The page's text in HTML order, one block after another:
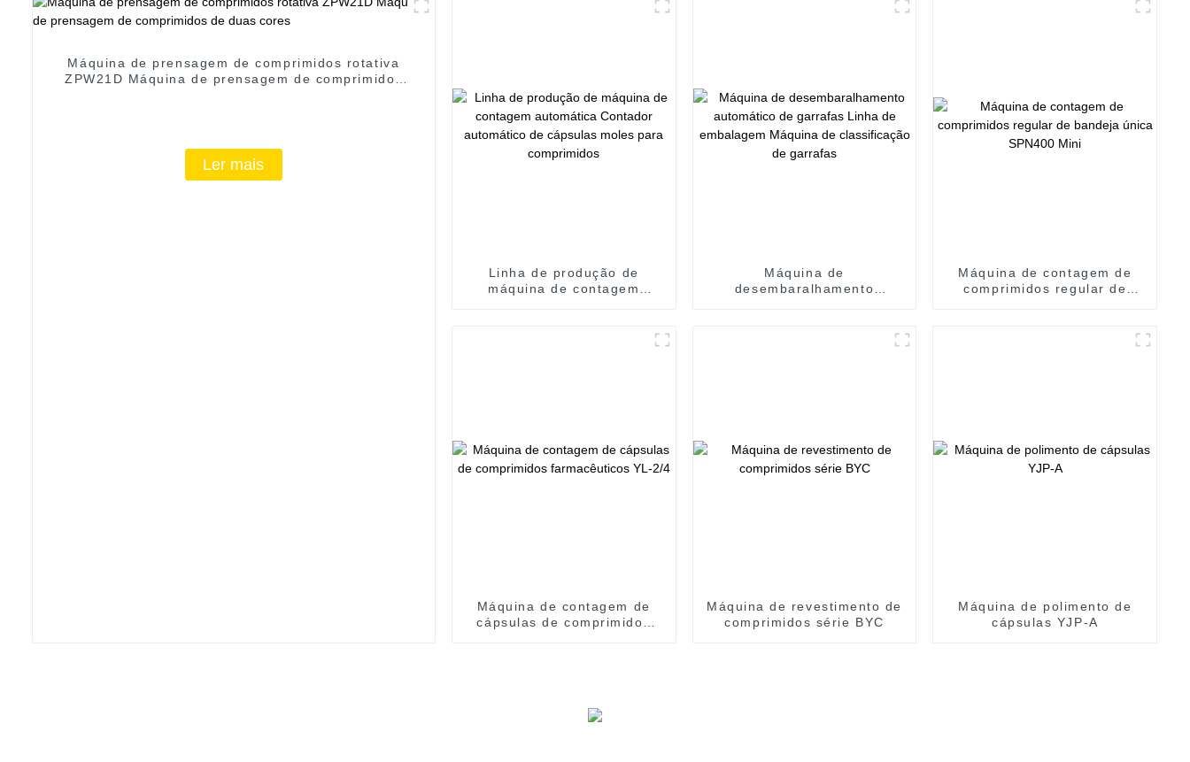
Máquina de prensagem de comprimidos rotativa
ZPW21D Máquina de prensagem de comprimidos
Ler mais
Linha de produção de
máquina de contagem
Máquina de
desembaralhamento
Máquina de classificação de
Máquina de contagem de
comprimidos regular de
Máquina de contagem de
cápsulas de comprimidos
Máquina de revestimento de
comprimidos série BYC
Máquina de polimento de
cápsulas YJP-A